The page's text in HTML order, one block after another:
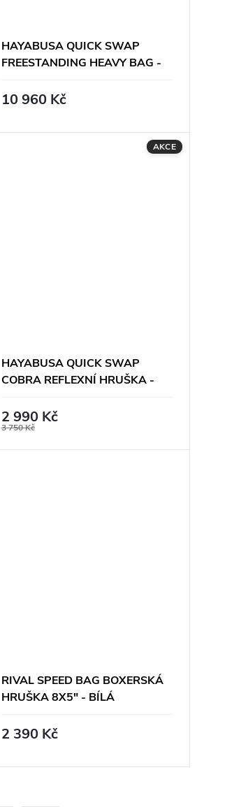
HAYABUSA QUICK SWAP
FREESTANDING HEAVY BAG -
10 960 Kč
AKCE
HAYABUSA QUICK SWAP
COBRA REFLEXNÍ HRUŠKA -
2 990 Kč
3 750 Kč
RIVAL SPEED BAG BOXERSKÁ
HRUŠKA 8X5" - BÍLÁ
2 390 Kč